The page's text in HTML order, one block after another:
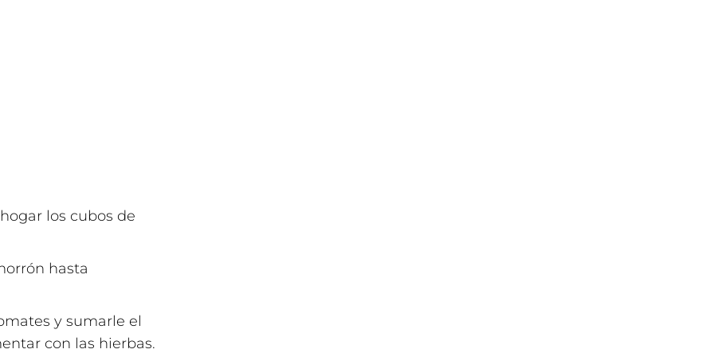
los cubos de
hasta
y sumarle el
con las hierbas.